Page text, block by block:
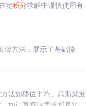
定积分求解中谨慎使用有
装方法，展示了基础操
方法如移位平均、高斯滤波